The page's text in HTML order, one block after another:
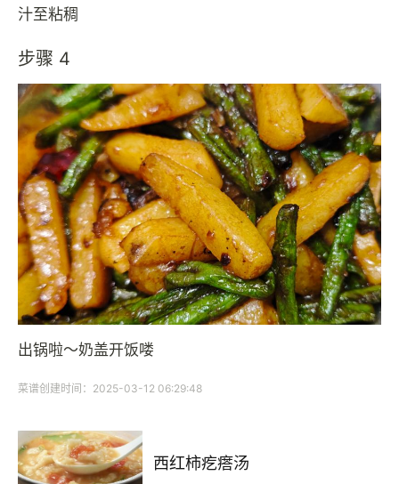
汁至粘稠
步骤 4
出锅啦～奶盖开饭喽
菜谱创建时间：2025-03-12 06:29:48
西红柿疙瘩汤